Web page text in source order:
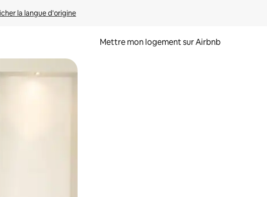
la langue d'origine
Mettre mon logement sur Airbnb